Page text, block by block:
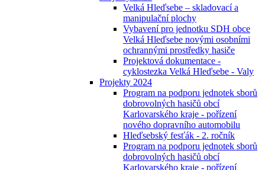
Velká Hleďsebe – skladovací a
manipulační plochy
Vybavení pro jednotku SDH obce
Velká Hleďsebe novými osobními
ochrannými prostředky hasiče
Projektová dokumentace -
cyklostezka Velká Hleďsebe - Valy
Projekty 2024
Program na podporu jednotek sborů
dobrovolných hasičů obcí
Karlovarského kraje - pořízení
nového dopravního automobilu
Hleďsebský fesťák - 2. ročník
Program na podporu jednotek sborů
dobrovolných hasičů obcí
Karlovarského kraje - pořízení